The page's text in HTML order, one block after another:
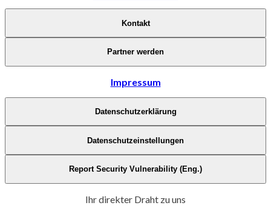
Kontakt
Partner werden
Impressum
Datenschutzerklärung
Datenschutzeinstellungen
Report Security Vulnerability (Eng.)
Ihr direkter Draht zu uns